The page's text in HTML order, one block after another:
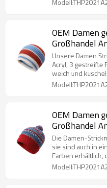
OEM Damen
Großhandel
Unsere Damen
Acryl, 3 gestreifte
weich und
OEM Damen
Großhandel
Die Damen-
sie sind auch in
Farben erhältlich,